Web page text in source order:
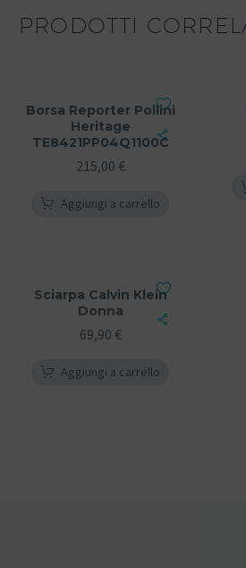
PRODOTTI
Borsa Reporter Pollini
Heritage
TE8421PP04Q1100C
215,00 €
Aggiungi a carrello
Sciarpa Calvin Klein
Donna
69,90 €
Aggiungi a carrello